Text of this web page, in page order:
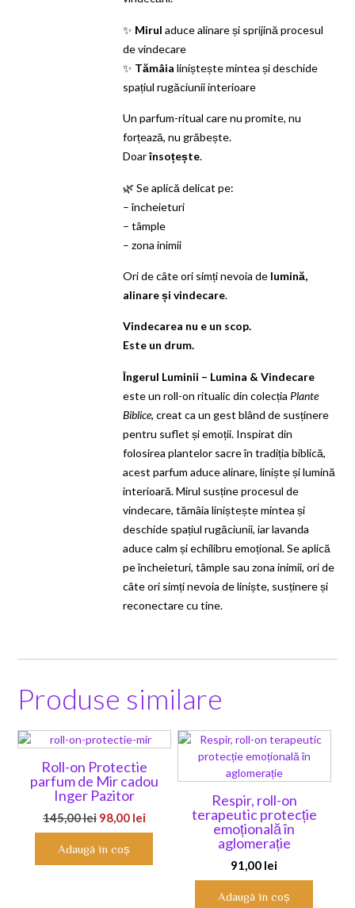
✨ Mirul aduce alinare și sprijină procesul
de vindecare
✨ Tămâia liniștește mintea și deschide
spațiul rugăciunii interioare
Un parfum-ritual care nu promite, nu
forțează, nu grăbește.
Doarînsoțește.
🌿 Se aplică delicat pe:
– încheieturi
– tâmple
– zona inimii
Ori de câte ori simți nevoia de lumină,
alinare și vindecare.
Vindecarea nu e un scop.
Este un drum.
Îngerul Luminii – Lumina & Vindecare
este un roll-on ritualic din colecția Plante
Biblice, creat ca un gest blând de susținere
pentru suflet și emoții. Inspirat din
folosirea plantelor sacre în tradiția biblică,
acest parfum aduce alinare, liniște și lumină
interioară. Mirul susține procesul de
vindecare, tămâia liniștește mintea și
deschide spațiul rugăciunii, iar lavanda
aduce calm și echilibru emoțional. Se aplică
pe încheieturi, tâmple sau zona inimii, ori de
câte ori simți nevoia de liniște, susținere și
reconectare cu tine.
Produse similare
Roll-on Protectie
parfum de Mir cadou
Inger Pazitor
145,00lei Prețul
inițial
a
fost:
98,00 leiPrețul
curent
98,00 lei.
Adaugă în coș
Respir, roll-on
terapeutic protecție
emoțională în
aglomerație
91,00 lei
Adaugă în coș